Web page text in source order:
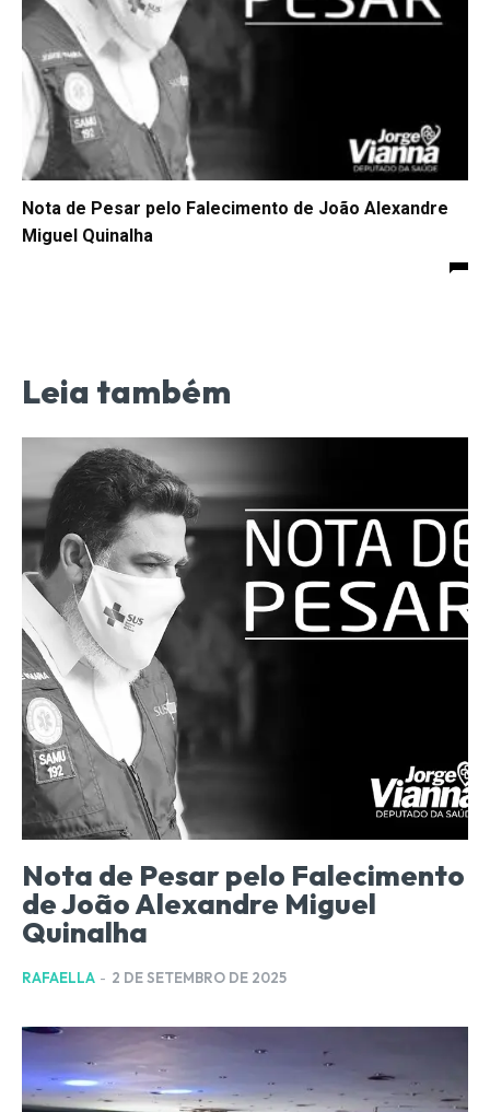
Nota de Pesar pelo Falecimento de João Alexandre
Miguel Quinalha
Leia também
Nota de Pesar pelo Falecimento
de João Alexandre Miguel
Quinalha
RAFAELLA - 2 DE SETEMBRO DE 2025